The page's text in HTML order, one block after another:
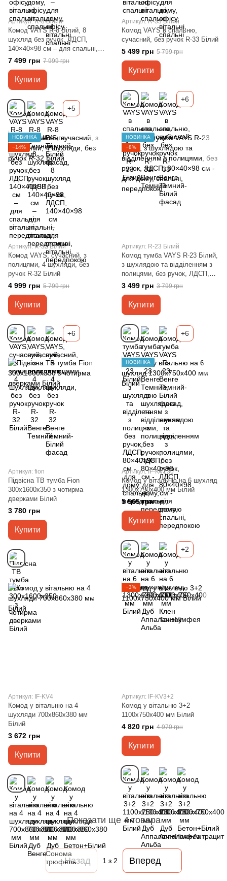
Артикул: R-8 Білий
Комод VAYS R-8 Білий, 8
шухляд без ручок, ЛДСП,
140×40×98 см – для спальні,
вітальні, передпокою
7 499 грн 7 999 грн
Купити
+5
Артикул: R-33 Білий
Комод VAYS в спальню,
сучасний, без ручок R-33 Білий
5 499 грн 5 799 грн
Купити
+6
НОВИНКА
−14%
Артикул: R-32 Білий
Комод VAYS, сучасний, з
полицями, 4 шухляди, без
ручок R-32 Білий
4 999 грн 5 799 грн
Купити
+6
НОВИНКА
−8%
Артикул: R-23 Білий
Комод тумба VAYS R-23 Білий,
з шухлядою та відділенням з
полицями, без ручок, ЛДСП,
80×40×98 см - для дому,
спальні, передпокою
3 499 грн 3 799 грн
Купити
+6
Артикул: fion
Підвісна ТВ тумба Fion
300х1600х350 з чотирма
дверками Білий
3 780 грн
Купити
НОВИНКА
Артикул: IF-KV130
Комод у вітальню на 6 шухляд
1300х750х400 мм Білий
5 565 грн
Купити
+2
Артикул: IF-KV4
Комод у вітальню на 4
шухляди 700х860х380 мм
Білий
3 672 грн
Купити
−3%
Артикул: IF-KV3+2
Комод у вітальню 3+2
1100х750х400 мм Білий
4 820 грн 4 970 грн
Купити
Показати ще 4 товара
Назад 1 з 2 Вперед